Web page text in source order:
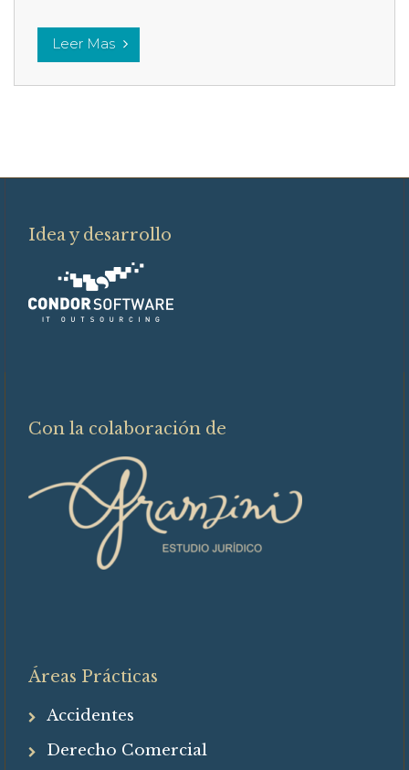
Leer Mas
Idea y desarrollo
Con la colaboración de
Áreas Prácticas
Accidentes
Derecho Comercial